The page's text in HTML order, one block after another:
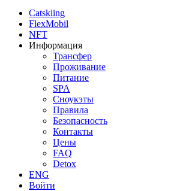
Catskiing
FlexMobil
NFT
Информация
Трансфер
Проживание
Питание
SPA
Сноукэты
Правила
Безопасность
Контакты
Цены
FAQ
Detox
ENG
Войти